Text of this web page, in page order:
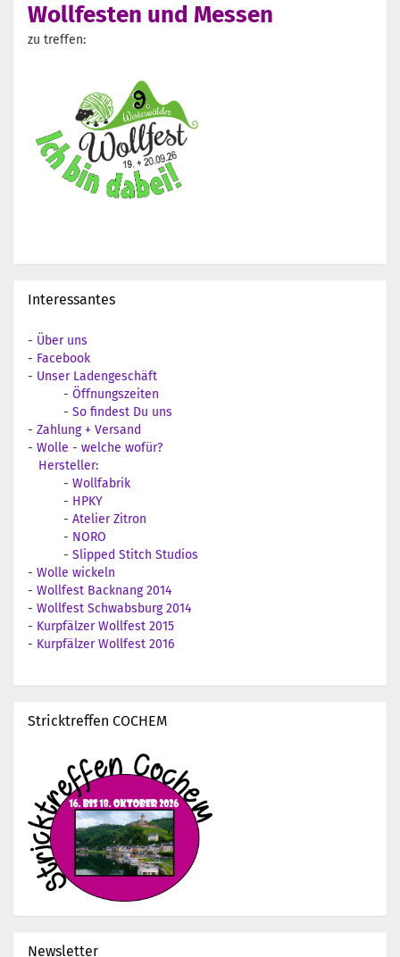
Wollfesten und Messen
zu treffen:
Interessantes
- Über uns
- Facebook
- Unser Ladengeschäft
- Öffnungszeiten
- So findest Du uns
- Zahlung + Versand
- Wolle - welche wofür?
Hersteller:
- Wollfabrik
- HPKY
- Atelier Zitron
- NORO
- Slipped Stitch Studios
- Wolle wickeln
- Wollfest Backnang 2014
- Wollfest Schwabsburg 2014
- Kurpfälzer Wollfest 2015
- Kurpfälzer Wollfest 2016
Stricktreffen COCHEM
Newsletter